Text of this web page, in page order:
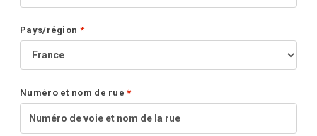
Pays/région *
Numéro et nom de rue*